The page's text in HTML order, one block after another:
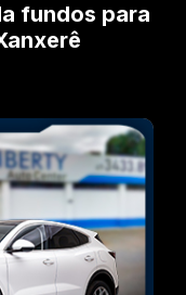
fundos para